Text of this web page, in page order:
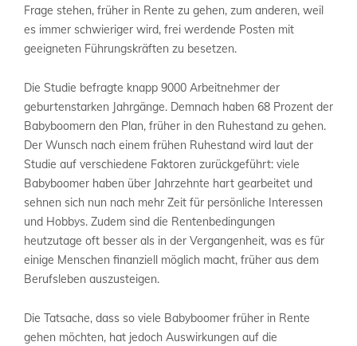
Frage stehen, früher in Rente zu gehen, zum anderen, weil
es immer schwieriger wird, frei werdende Posten mit
geeigneten Führungskräften zu besetzen.
Die Studie befragte knapp 9000 Arbeitnehmer der
geburtenstarken Jahrgänge. Demnach haben 68 Prozent der
Babyboomern den Plan, früher in den Ruhestand zu gehen.
Der Wunsch nach einem frühen Ruhestand wird laut der
Studie auf verschiedene Faktoren zurückgeführt: viele
Babyboomer haben über Jahrzehnte hart gearbeitet und
sehnen sich nun nach mehr Zeit für persönliche Interessen
und Hobbys. Zudem sind die Rentenbedingungen
heutzutage oft besser als in der Vergangenheit, was es für
einige Menschen finanziell möglich macht, früher aus dem
Berufsleben auszusteigen.
Die Tatsache, dass so viele Babyboomer früher in Rente
gehen möchten, hat jedoch Auswirkungen auf die